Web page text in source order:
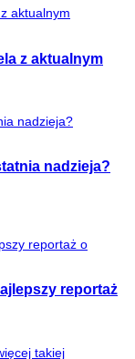
z aktualnym
nadzieja?
reportaż